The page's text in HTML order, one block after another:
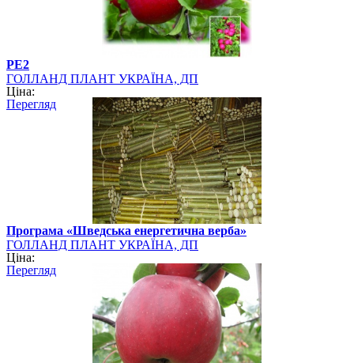
РЕ2
ГОЛЛАНД ПЛАНТ УКРАЇНА, ДП
Ціна:
Перегляд
Програма «Шведська енергетична верба»
ГОЛЛАНД ПЛАНТ УКРАЇНА, ДП
Ціна:
Перегляд